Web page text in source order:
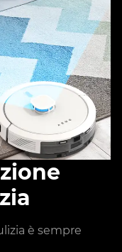
è sempre